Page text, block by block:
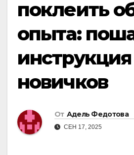
поклеить
опыта:
новичков
От Адель Федотова
СЕН 17, 2025